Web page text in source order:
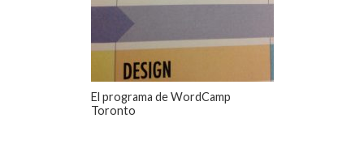
El programa de WordCamp
Toronto